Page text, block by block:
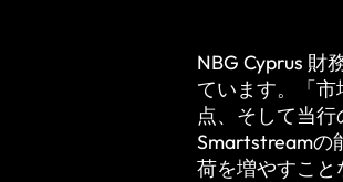
NBG Cyprus 財
ています。「
点、そして当
Smartstreamの
荷を増やすこと